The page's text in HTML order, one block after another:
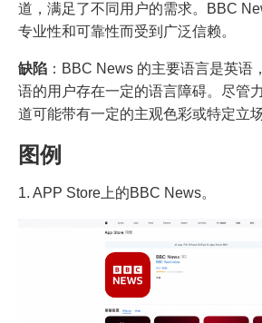
道，满足了不同用户的需求。BBC
专业性和可靠性而受到广泛信赖。
缺陷 ：BBC News 的主要语言是英语
语的用户存在一定的语言障碍。尽管
道可能带有一定的主观色彩或特定立场
图例
1. APP Store上的BBC News。